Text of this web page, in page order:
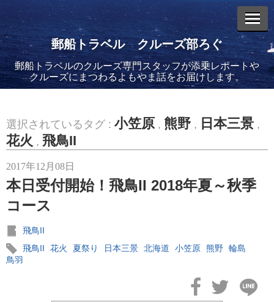
郵船トラベル クルーズ部ろぐ
郵船トラベルのクルーズ専門スタッフが添乗レポートや
クルーズにまつわるよもやま話をお届けします。
選択されているタグ : 小笠原 , 熊野 , 日本三景 ,
花火 , 飛鳥II
2017年12月08日
本日受付開始！飛鳥II 2018年夏～秋季
コース
飛鳥II
飛鳥II
花火 夏祭り 日本三景 北海道 小笠原 熊野 輪島
鳥羽
エントリーリスト
バイキング・エデンに乗船してきました！(2)
2026年08月05日
バイキング・エデンに乗船してきました！(1)